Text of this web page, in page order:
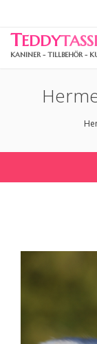
TEDDY
KANINER - TILLBEHÖR -